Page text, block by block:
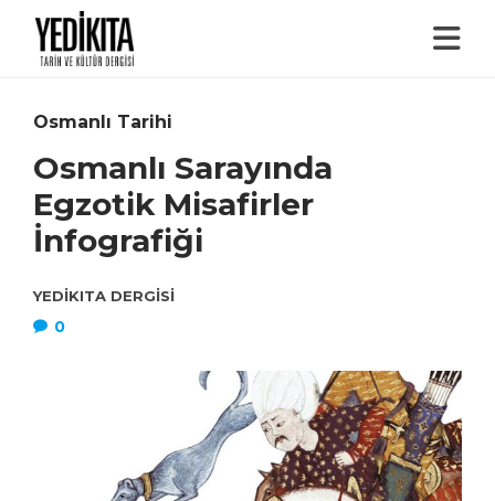
Osmanlı Tarihi
Osmanlı Sarayında
Egzotik Misafirler
İnfografiği
YEDIKITA DERGISI
0